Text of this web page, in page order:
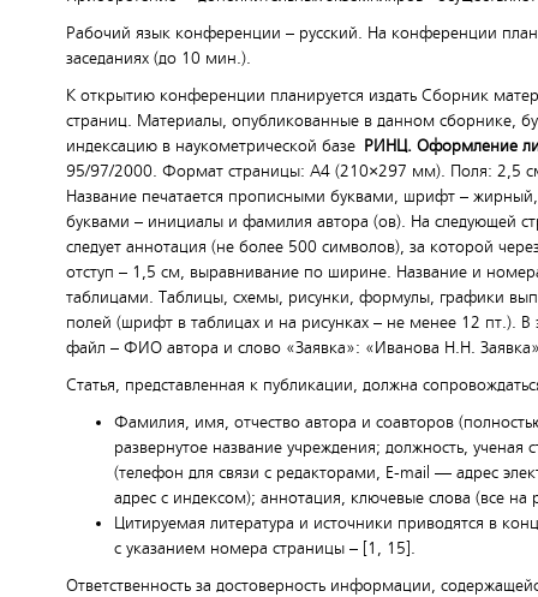
Рабочий язык конференции – русский. На конференции
заседаниях (до 10 мин.).
К открытию конференции планируется издать Сборник
страниц. Материалы, опубликованные в данном сборнике,
индексацию в наукометрической базе РИНЦ. Оформление
95/97/2000. Формат страницы: А4 (210×297 мм). Поля: 2,5
Название печатается прописными буквами, шрифт –
буквами – инициалы и фамилия автора (ов). На следующей
следует аннотация (не более 500 символов), за которой
отступ – 1,5 см, выравнивание по ширине. Название и
таблицами. Таблицы, схемы, рисунки, формулы, графики
полей (шрифт в таблицах и на рисунках – не менее 12 пт.).
файл – ФИО автора и слово «Заявка»: «Иванова Н.Н.
Статья, представленная к публикации, должна
Фамилия, имя, отчество автора и соавторов
развернутое название учреждения; должность,
(телефон для связи с редакторами, E-mail — адрес
адрес с индексом); аннотация, ключевые слова (все на
Цитируемая литература и источники приводятся в
с указанием номера страницы – [1, 15].
Ответственность за достоверность информации,